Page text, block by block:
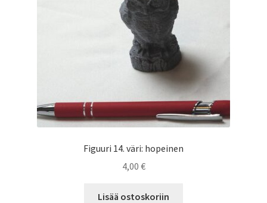
Figuuri 14. väri: hopeinen
4,00 €
Lisää ostoskoriin